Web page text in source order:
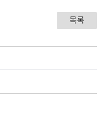
목록